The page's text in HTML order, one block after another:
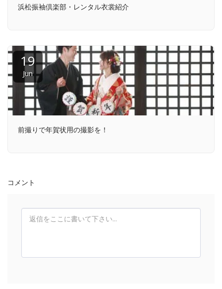
浜松振袖倶楽部・レンタル衣裳紹介
19
Jun
前撮りで年賀状用の撮影を！
コメント